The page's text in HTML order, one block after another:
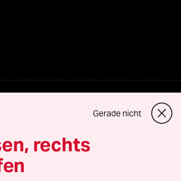
Gerade nicht
rechts